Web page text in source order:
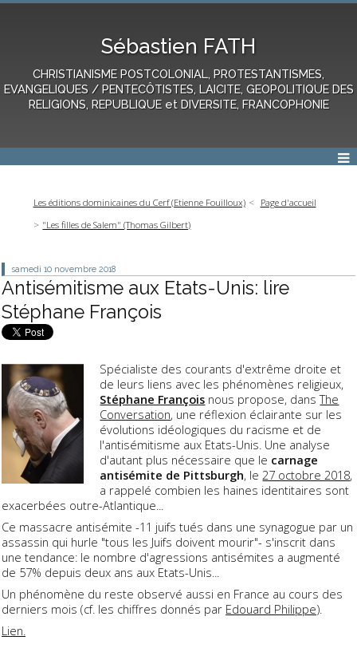
Sébastien FATH
CHRISTIANISME POSTCOLONIAL, PROTESTANTISMES,
EVANGELIQUES / PENTECÔTISTES, LAICITE, GEOPOLITIQUE DES
RELIGIONS, REPUBLIQUE et DIVERSITE, FRANCOPHONIE
Les éditions dominicaines du Cerf (Etienne Fouilloux)
Page d'accueil
"Les filles de Salem" (Thomas Gilbert)
samedi 10 novembre 2018
Antisémitisme aux Etats-Unis: lire
Stéphane François
Spécialiste des courants d'extrême droite et
de leurs liens avec les phénomènes religieux,
Stéphane François nous propose, dansThe
Conversation, une réflexion éclairante sur les
évolutions idéologiques du racisme et de
l'antisémitisme aux Etats-Unis. Une analyse
d'autant plus nécessaire que le carnage
antisémite de Pittsburgh, le 27 octobre 2018,
a rappelé combien les haines identitaires sont
exacerbées outre-Atlantique...
Ce massacre antisémite -11 juifs tués dans une synagogue par un
assassin qui hurle "tous les Juifs doivent mourir"- s'inscrit dans
une tendance: le nombre d'agressions antisémites a augmenté
de 57% depuis deux ans aux Etats-Unis...
Un phénomène du reste observé aussi en France au cours des
derniers mois (cf. les chiffres donnés par Edouard Philippe).
Lien.